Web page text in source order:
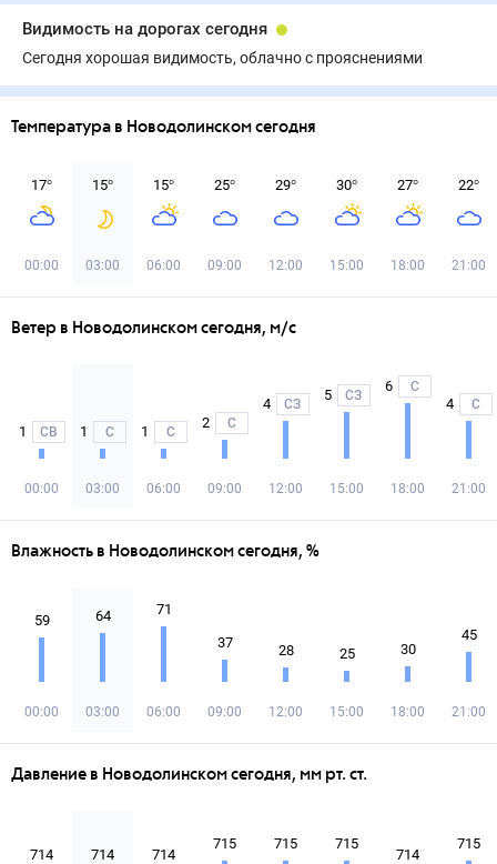
Видимость на дорогах сегодня
Сегодня хорошая видимость, облачно с прояснениями
Температура в Новодолинском сегодня
17°
00:00
15°
03:00
15°
06:00
25°
09:00
29°
12:00
30°
15:00
27°
18:00
22°
21:00
Ветер в Новодолинском сегодня, м/с
1 СВ
00:00
1 С
03:00
1 С
06:00
2 С
09:00
4 СЗ
12:00
5 СЗ
15:00
6 С
18:00
4 С
21:00
Влажность в Новодолинском сегодня, %
59
00:00
64
03:00
71
06:00
37
09:00
28
12:00
25
15:00
30
18:00
45
21:00
Давление в Новодолинском сегодня, мм рт. ст.
714 714 714
715 715 715
714
715